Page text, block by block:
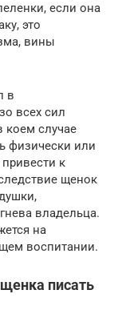
если она
это
вины
в
всех сил
коем случае
физически или
к
щенок
владельца.
на
воспитании.
писать